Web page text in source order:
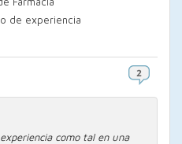
de experiencia
como tal en una